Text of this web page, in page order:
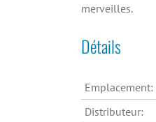
merveilles.
Détails
Emplacement:
Distributeur: